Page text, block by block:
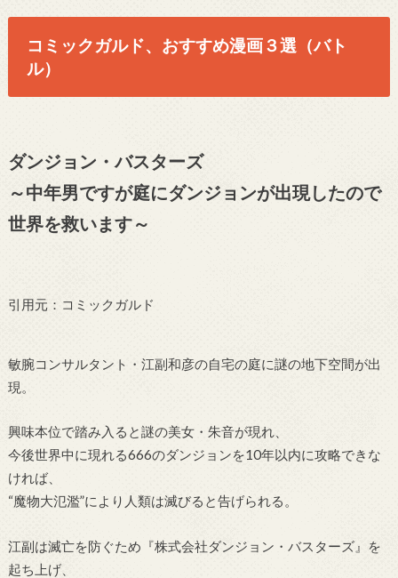
コミックガルド、おすすめ漫画３選（バト
ル）
ダンジョン・バスターズ
～中年男ですが庭にダンジョンが出現したので
世界を救います～
引用元：コミックガルド
敏腕コンサルタント・江副和彦の自宅の庭に謎の地下空間が出
現。
興味本位で踏み入ると謎の美女・朱音が現れ、
今後世界中に現れる666のダンジョンを10年以内に攻略できな
ければ、
“魔物大氾濫”により人類は滅びると告げられる。
江副は滅亡を防ぐため『株式会社ダンジョン・バスターズ』を
起ち上げ、